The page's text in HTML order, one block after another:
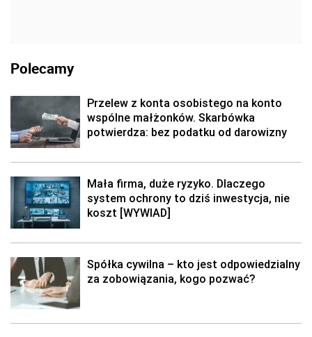
Polecamy
Przelew z konta osobistego na konto
wspólne małżonków. Skarbówka
potwierdza: bez podatku od darowizny
Mała firma, duże ryzyko. Dlaczego
system ochrony to dziś inwestycja, nie
koszt [WYWIAD]
Spółka cywilna – kto jest odpowiedzialny
za zobowiązania, kogo pozwać?